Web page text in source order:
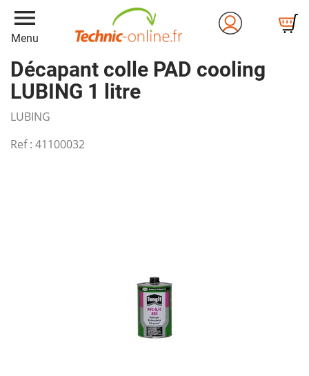
menu
Menu
Décapant colle PAD cooling
LUBING 1 litre
LUBING
Ref : 41100032